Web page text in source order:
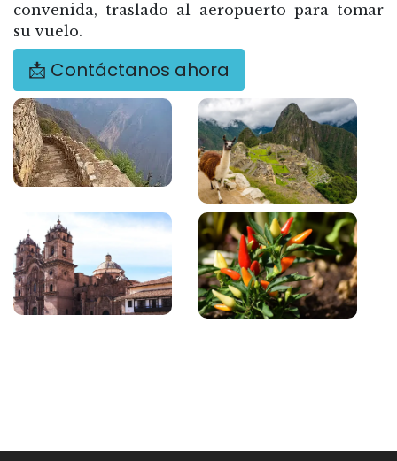
convenida, traslado al aeropuerto para tomar
su vuelo.
📩 Contáctanos ahora